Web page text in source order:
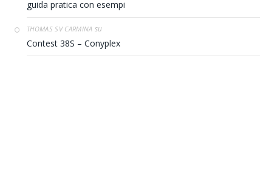
guida pratica con esempi
THOMAS SV CARMINA su
Contest 38S – Conyplex